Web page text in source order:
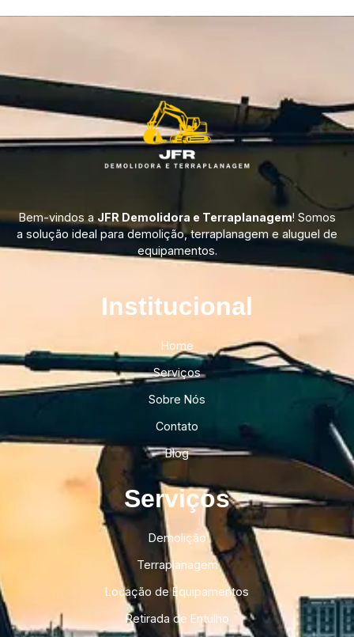
Bem-vindos a JFR Demolidora e Terraplanagem! Somos
a solução ideal para demolição, terraplanagem e aluguel de
equipamentos.
Institucional​
Home
Serviços
Sobre Nós
Contato
Blog
Serviços
Demolição
Terraplanagem
Locação de Equipamentos
Retirada de Entulho